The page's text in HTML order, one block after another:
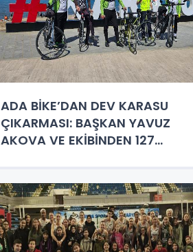
ADA BİKE’DAN DEV KARASU
ÇIKARMASI: BAŞKAN YAVUZ
AKOVA VE EKİBİNDEN 127